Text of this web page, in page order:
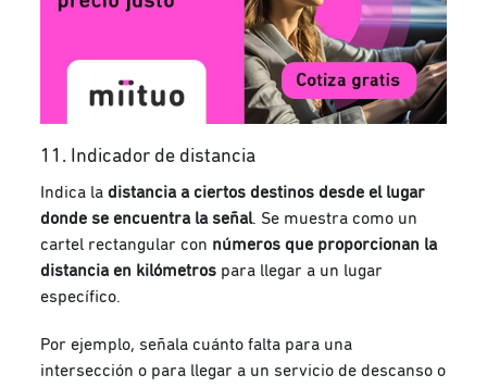
11. Indicador de distancia
Indica ladistancia a ciertos destinos desde el lugar
donde se encuentra la señal. Se muestra como un
cartel rectangular con números que proporcionan la
distancia en kilómetros para llegar a un lugar
específico.
Por ejemplo, señala cuánto falta para una
intersección o para llegar a un servicio de descanso o